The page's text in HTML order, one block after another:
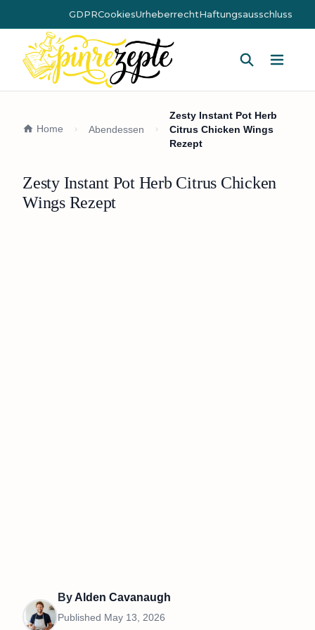
GDPRCookiesUrheberrechtHaftungsausschluss
Home Abendessen
Zesty Instant Pot Herb
Citrus Chicken Wings
Rezept
Zesty Instant Pot Herb Citrus Chicken
Wings Rezept
ByAlden Cavanaugh
Published May 13, 2026